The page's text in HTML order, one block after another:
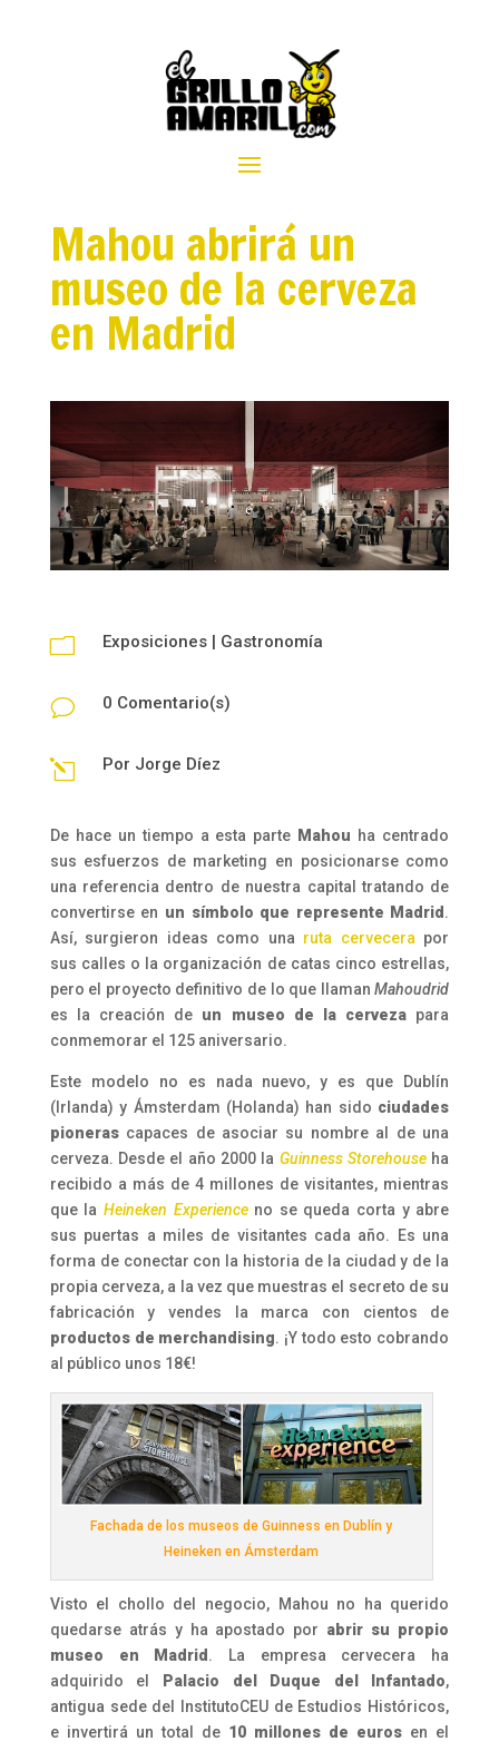
Mahou abrirá un
museo de la cerveza
en Madrid
m Exposiciones| Gastronomía
v 0 Comentario(s)
l Por Jorge Díez
De hace un tiempo a esta parte Mahou ha centrado
sus esfuerzos de marketing en posicionarse como
una referencia dentro de nuestra capital tratando de
convertirse en un símbolo que represente Madrid .
Así, surgieron ideas como una ruta cervecera por
sus calles o la organización de catas cinco estrellas,
pero el proyecto definitivo de lo que llamanMahoudrid
es la creación de un museo de la cerveza para
conmemorar el 125 aniversario.
Este modelo no es nada nuevo, y es que Dublín
(Irlanda) y Ámsterdam (Holanda) han sido ciudades
pionerascapaces de asociar su nombre al de una
cerveza. Desde el año 2000 la Guinness Storehouseha
recibido a más de 4 millones de visitantes, mientras
que la Heineken Experienceno se queda corta y abre
sus puertas a miles de visitantes cada año. Es una
forma de conectar con la historia de la ciudad y de la
propia cerveza, a la vez que muestras el secreto de su
fabricación y vendes la marca con cientos de
productos de merchandising. ¡Y todo esto cobrando
al público unos 18€!
Fachada de los museos de Guinness en Dublín y
Heineken en Ámsterdam
Visto el chollo del negocio, Mahou no ha querido
quedarse atrás y ha apostado por abrir su propio
museo en Madrid . La empresa cervecera ha
adquirido el
Palacio del Duque del Infantado,
antigua sede del InstitutoCEU de Estudios Históricos,
e invertirá un total de 10 millones de euros en el